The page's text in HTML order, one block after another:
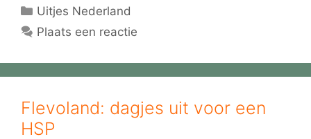
Categorieën
Uitjes Nederland
Plaats een reactie
Flevoland: dagjes uit voor een
HSP